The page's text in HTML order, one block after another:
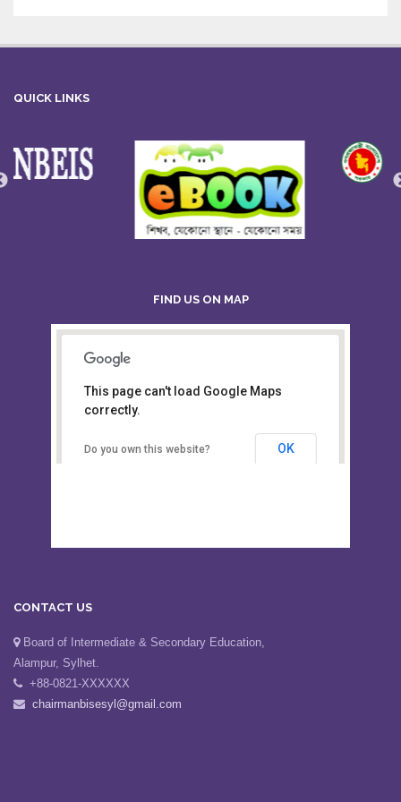
QUICK LINKS
Board of Intermediate &
Secondary Education, Alampur,
Sylhet
This page can't load Google Maps
Board of Intermediate & Secondary Education,
Alampur, Sylhet.
+88-0821-XXXXXX